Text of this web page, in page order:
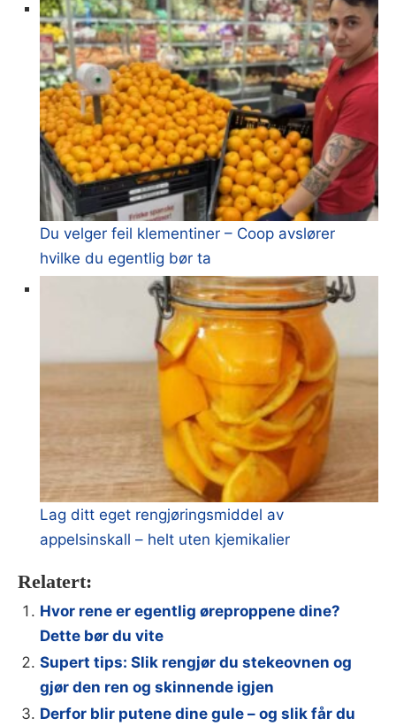
Du velger feil klementiner – Coop avslører
hvilke du egentlig bør ta
Lag ditt eget rengjøringsmiddel av
appelsinskall – helt uten kjemikalier
Relatert:
Hvor rene er egentlig øreproppene dine?
Dette bør du vite
Supert tips: Slik rengjør du stekeovnen og
gjør den ren og skinnende igjen
Derfor blir putene dine gule – og slik får du